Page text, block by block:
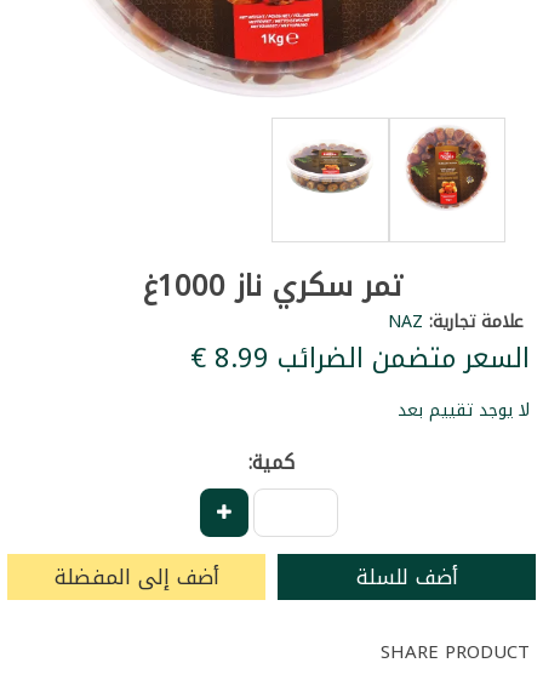
تمر سكري ناز 1000غ
علامة تجارية: NAZ
السعر متضمن الضرائب ‏8.99 €
لا يوجد تقييم بعد
كمية:
أضف للسلة أضف إلى المفضلة
SHARE PRODUCT